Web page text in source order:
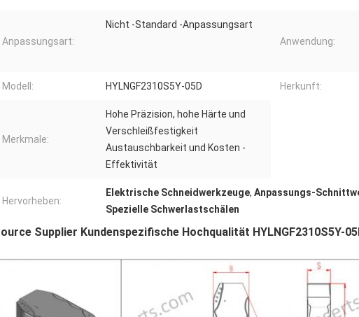
Anpassungsart:
Nicht -Standard -Anpassungsart
Anwendung:
Modell: HYLNGF2310S5Y-05D Herkunft:
Merkmale:
Hohe Präzision, hohe Härte und
Verschleißfestigkeit
Austauschbarkeit und Kosten -
Effektivität
Hervorheben:
Elektrische Schneidwerkzeuge, Anpassungs-
Spezielle Schwerlastschälen
Supplier Kundenspezifische Hochqualität HYLNGF2310S5Y-